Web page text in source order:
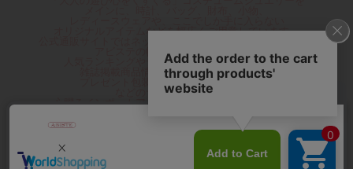
オリジナルアイテムなどを幅広くご用意しています。
アビステの幅広い商品を取り揃え、
人気ランキングやテレビなどメディア着用商品、
雑誌掲載商品情報を紹介するコンテンツ、
プレゼント包装無料や独自のポイント還元
などのサービスをご提供。
心躍るインポートアクセサリーや時計、小物などで、
夢やときめきを与えられるよう願っています。
◆ギフトラッピング無料/11,000円以上のご注文で送料無料◆